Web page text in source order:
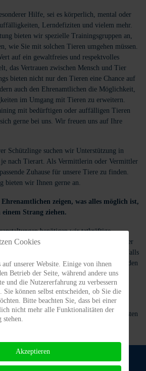
Hilfe, sei es körperlich, mental oder
Lerndefiziten und vielem mehr.
bieten wir spezielle Trainingsgruppen an,
wie Sie mit solchen Tieren umgehen müssen.
auf ein gewaltfreies und respektvolles
das Vertrauen zwischen Mensch und Tier
bieten nicht nur den Tieren eine Chance auf
auch den Ehrenamtlichen die Möglichkeit,
im Umgang mit Tieren zu erweitern.
mit bedürftigen oder auffälligen Tieren
gerne bei uns. Wir freuen uns auf Ihre
Schützlinge suchen wir Unterstützung in
je nach Tierart. Als Vermittlerin oder Vermittler
Zuhause für unsere Tiere zu finden.
bieten wir Ihnen gerne an.
zeigen, was alles möglich ist,
Strang ziehen.
benötigen wir tatkräftige
für die Organisation von Infoständen oder
begeistern können, sind Sie bei uns ebenfalls
Ideen sind bei uns immer gefragt und werden
möchten, freuen wir uns sehr über Ihre
sicher, dass auch für Sie die passende
einen wichtigen Beitrag zum Tierschutz leisten
Cookies
unserer Website. Einige von ihnen
Betrieb der Seite, während andere uns
und die Nutzererfahrung zu verbessern
können selbst entscheiden, ob Sie die
Bitte beachten Sie, dass bei einer
nicht mehr alle Funktionalitäten der
Akzeptieren